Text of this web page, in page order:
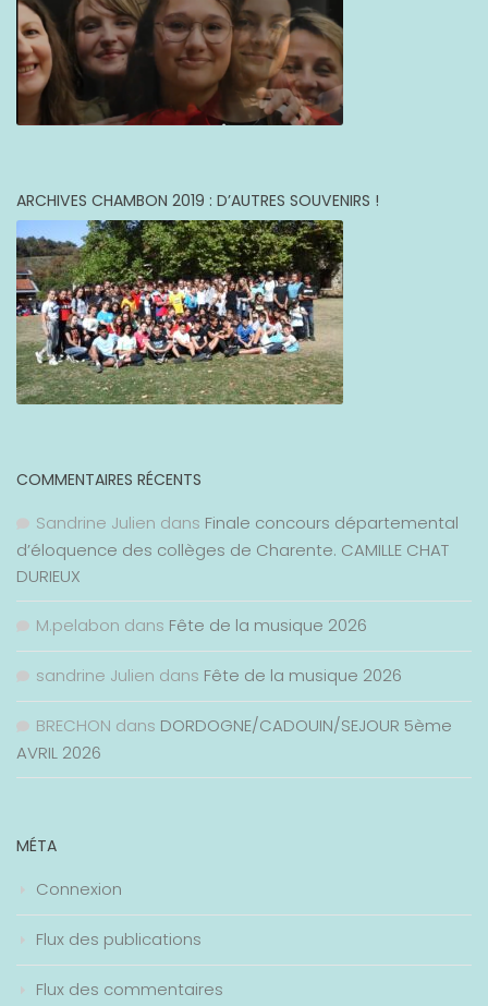
ARCHIVES CHAMBON 2019 : D’AUTRES SOUVENIRS !
COMMENTAIRES RÉCENTS
Sandrine Julien dans Finale concours départemental
d’éloquence des collèges de Charente. CAMILLE CHAT
DURIEUX
M.pelabon dans Fête de la musique 2026
sandrine Julien dans Fête de la musique 2026
BRECHON dans DORDOGNE/CADOUIN/SEJOUR 5ème
AVRIL 2026
MÉTA
Connexion
Flux des publications
Flux des commentaires